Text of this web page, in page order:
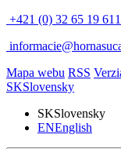
+421 (0) 32 65 19 611
Mapa webu RSS
SKSlovensky
SKSlovensky
ENEnglish